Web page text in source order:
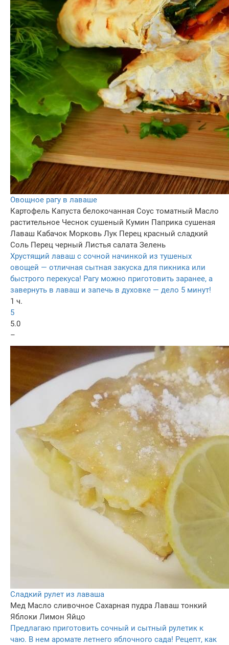
Овощное рагу в лаваше
Картофель Капуста белокочанная Соус томатный Масло
растительное Чеснок сушеный Кумин Паприка сушеная
Лаваш Кабачок Морковь Лук Перец красный сладкий
Соль Перец черный Листья салата Зелень
Хрустящий лаваш с сочной начинкой из тушеных
овощей — отличная сытная закуска для пикника или
быстрого перекуса! Рагу можно приготовить заранее, а
завернуть в лаваш и запечь в духовке — дело 5 минут!
1 ч.
5
5.0
–
Сладкий рулет из лаваша
Мед Масло сливочное Сахарная пудра Лаваш тонкий
Яблоки Лимон Яйцо
Предлагаю приготовить сочный и сытный рулетик к
чаю. В нем аромате летнего яблочного сада! Рецепт, как